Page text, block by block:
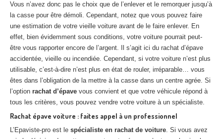
Vous n’avez donc pas le choix que de l’enlever et le remorquer jusqu’à
la casse pour être démoli. Cependant, notez que vous pouvez faire
une estimation de votre vieille voiture avant de le faire enlever. En
effet, bien évidemment sous conditions, votre voiture pourrait peut-
être vous rapporter encore de l’argent. Il s’agit ici du rachat d’épave
accidentée, vieille ou incendiée. Cependant, si votre voiture n’est plus
utilisable, c’est-à-dire n’est plus en état de rouler, irréparable… vous
êtes dans l’obligation de la mettre à la casse dans un centre agrée. Si
l’option rachat d’épave vous convient et que votre véhicule répond à
tous les critères, vous pouvez vendre votre voiture à un spécialiste.
Rachat épave voiture : faites appel à un professionnel
L’Epaviste-pro est le spécialiste en rachat de voiture. Si vous avez